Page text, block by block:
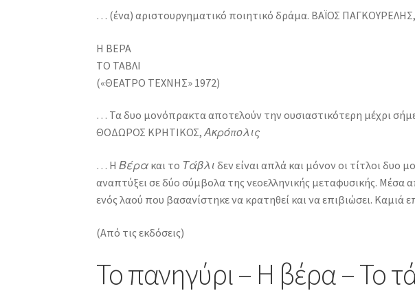
… (ένα) αριστουργηματικό ποιητικό δράμα. ΒΑΪΟΣ ΠΑΓΚΟΥΡΕΛΗΣ,
Η ΒΕΡΑ
ΤΟ ΤΑΒΛΙ
(«ΘΕΑΤΡΟ ΤΕΧΝΗΣ» 1972)
… Τα δυο μονόπρακτα αποτελούν την ουσιαστικότερη μέχρι
ΘΟΔΩΡΟΣ ΚΡΗΤΙΚΟΣ,Ακρόπολις
… ΗΒέρα και το Τάβλι δεν είναι απλά και μόνον οι τίτλοι
αναπτύξει σε δύο σύμβολα της νεοελληνικής μεταφυσικής. Μέσα
ενός λαού που βασανίστηκε να κρατηθεί και να επιβιώσει.
(Από τις εκδόσεις)
Το πανηγύρι – Η βέρα – Το